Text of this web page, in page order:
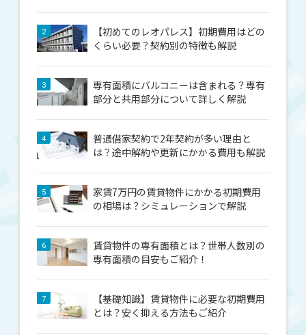
2
【初めてのレオパレス】初期費用はどの
くらい必要？契約別の特徴も解説
3
専有面積にバルコニーは含まれる？専有
部分と共用部分について詳しく解説
4
普通借家契約で2年契約が多い理由と
は？途中解約や更新にかかる費用も解説
5
家賃7万円の賃貸物件にかかる初期費用
の相場は？シミュレーションで解説
6
賃貸物件の専有面積とは？世帯人数別の
専有面積の目安もご紹介！
7
【基礎知識】賃貸物件に必要な初期費用
とは？安く抑える方法もご紹介